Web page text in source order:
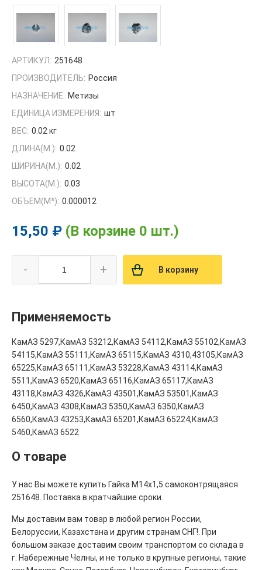
АРТИКУЛ: 251648
ПРОИЗВОДИТЕЛЬ: Россия
НАЗНАЧЕНИЕ: Метизы
ЕДИНИЦА ИЗМЕРЕНИЯ: шт
ВЕС: 0.02 кг
ДЛИНА(М.): 0.02
ШИРИНА(М.): 0.02
ВЫСОТА(М.): 0.03
ОБЪЕМ(M³): 0.000012
15,50 ₽ (В корзине 0 шт.)
- + В корзину
Применяемость
КамАЗ 5297,КамАЗ 53212,КамАЗ 54112,КамАЗ 55102,КамАЗ
54115,КамАЗ 55111,КамАЗ 65115,КамАЗ 4310,43105,КамАЗ
65225,КамАЗ 65111,КамАЗ 53228,КамАЗ 43114,КамАЗ
5511,КамАЗ 6520,КамАЗ 65116,КамАЗ 65117,КамАЗ
43118,КамАЗ 4326,КамАЗ 43501,КамАЗ 53501,КамАЗ
6450,КамАЗ 4308,КамАЗ 5350,КамАЗ 6350,КамАЗ
6560,КамАЗ 43253,КамАЗ 65201,КамАЗ 65224,КамАЗ
5460,КамАЗ 6522
О товаре
У нас Вы можете купить Гайка М14х1,5 самоконтрящаяся
251648. Поставка в кратчайшие сроки.
Мы доставим вам товар в любой регион России,
Белоруссии, Казахстана и другим странам СНГ!. При
большом заказе доставим своим транспортом со склада в
г. Набережные Челны, и не только в крупные регионы, такие